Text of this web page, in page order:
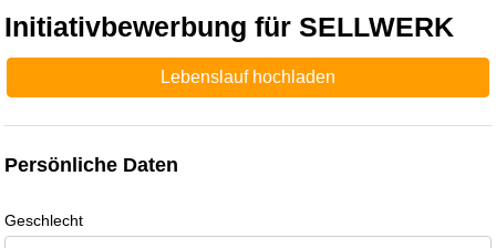
Initiativbewerbung für SELLWERK
Lebenslauf hochladen
Persönliche Daten
Geschlecht